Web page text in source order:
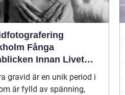
Fånga
Innan Livet
gravid är en unik period i
är fylld av spänning,